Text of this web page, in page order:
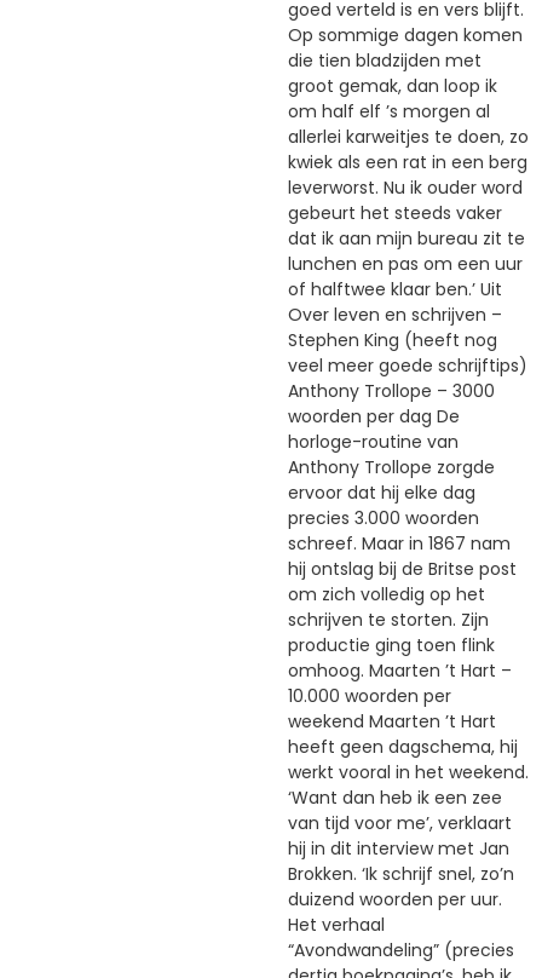
goed verteld is en vers blijft.
Op sommige dagen komen
die tien bladzijden met
groot gemak, dan loop ik
om half elf ’s morgen al
allerlei karweitjes te doen, zo
kwiek als een rat in een berg
leverworst. Nu ik ouder word
gebeurt het steeds vaker
dat ik aan mijn bureau zit te
lunchen en pas om een uur
of halftwee klaar ben.’ Uit
Over leven en schrijven –
Stephen King (heeft nog
veel meer goede schrijftips)
Anthony Trollope – 3000
woorden per dag De
horloge-routine van
Anthony Trollope zorgde
ervoor dat hij elke dag
precies 3.000 woorden
schreef. Maar in 1867 nam
hij ontslag bij de Britse post
om zich volledig op het
schrijven te storten. Zijn
productie ging toen flink
omhoog. Maarten ’t Hart –
10.000 woorden per
weekend Maarten ’t Hart
heeft geen dagschema, hij
werkt vooral in het weekend.
‘Want dan heb ik een zee
van tijd voor me’, verklaart
hij in dit interview met Jan
Brokken. ‘Ik schrijf snel, zo’n
duizend woorden per uur.
Het verhaal
“Avondwandeling” (precies